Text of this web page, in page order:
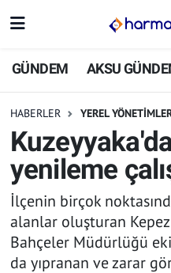
GÜNDEM AKSU
HABERLER YEREL
yenileme
İlçenin birçok
alanlar oluşturan
Bahçeler Müdürlüğü
da yıpranan ve zarar
GÜNDEM
SİYASET
TARIM
YEREL YÖNETİMLER
EKONOMİ
İstanbul Nöbetçi
İstanbul Trafik
Süper Lig Puan
Tüm Manşetler
Son Dakika Haberleri